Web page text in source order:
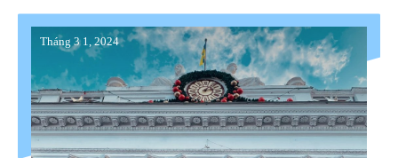
Tháng 3 1, 2024